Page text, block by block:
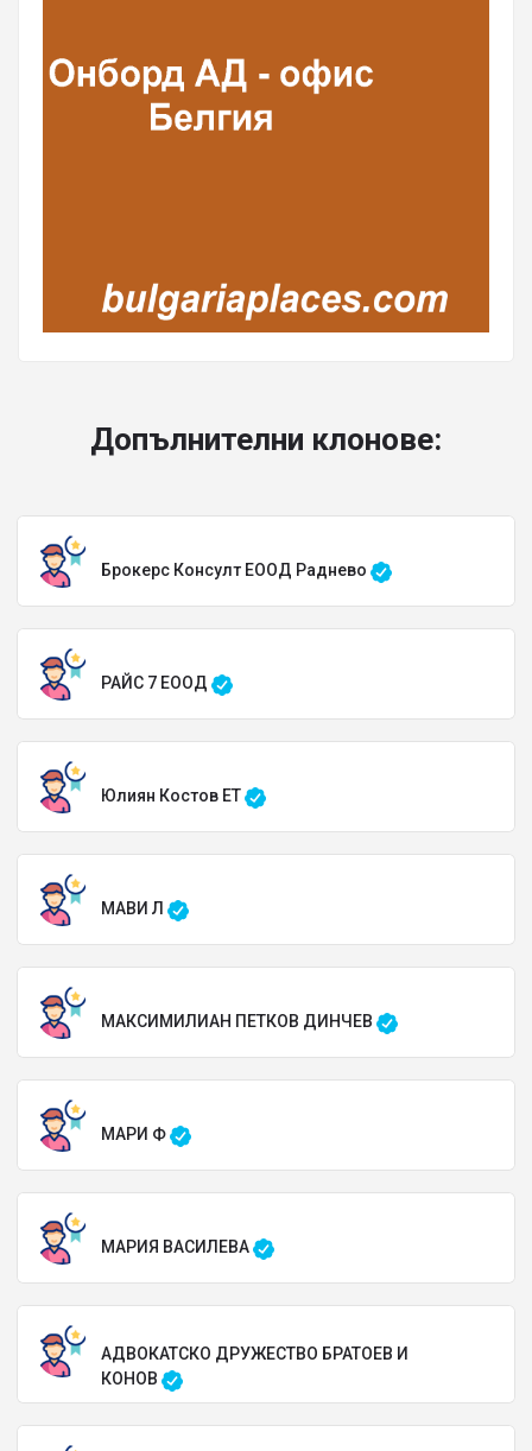
Допълнителни клонове:
Брокерс Консулт ЕООД Раднево
РАЙС 7 ЕООД
Юлиян Костов ЕТ
МАВИ Л
МАКСИМИЛИАН ПЕТКОВ ДИНЧЕВ
МАРИ Ф
МАРИЯ ВАСИЛЕВА
АДВОКАТСКО ДРУЖЕСТВО БРАТОЕВ И
КОНОВ